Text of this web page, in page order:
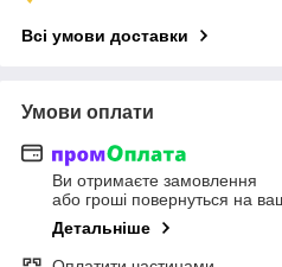
Всі умови доставки
Умови оплати
Ви отримаєте замовлення
або гроші повернуться на
Детальніше